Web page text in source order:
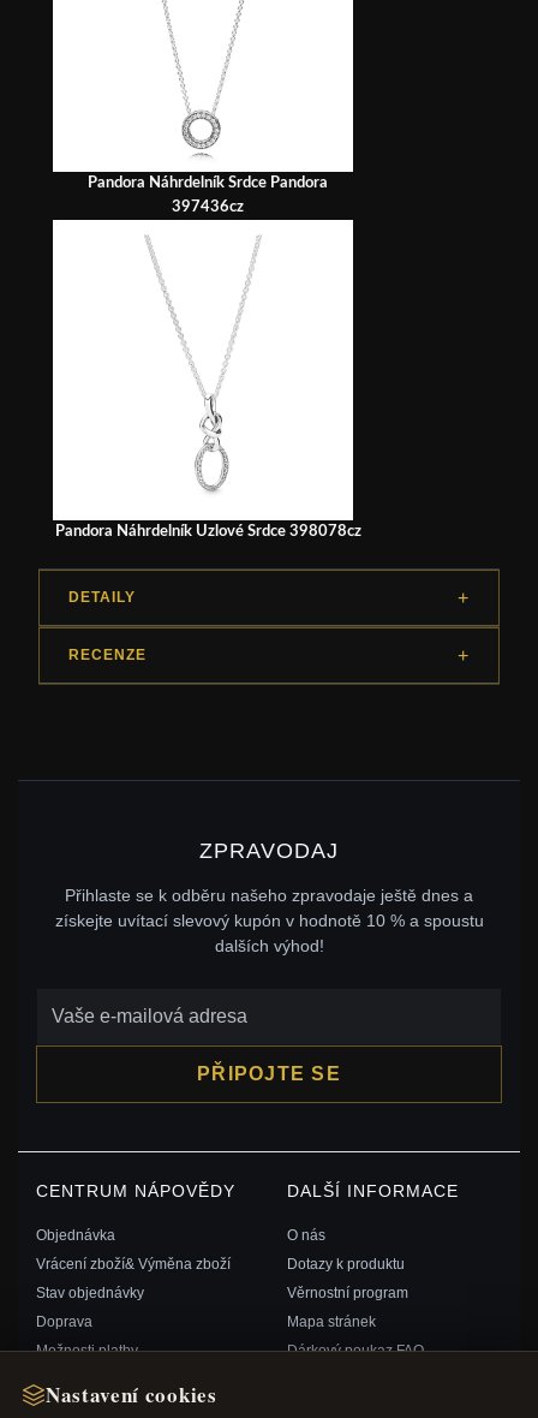
Nastavení cookies
Pandora Náhrdelník Srdce Pandora
397436cz
Pandora Náhrdelník Uzlové Srdce 398078cz
DETAILY
RECENZE
ZPRAVODAJ
Přihlaste se k odběru našeho zpravodaje ještě dnes a
získejte uvítací slevový kupón v hodnotě 10 % a spoustu
dalších výhod!
PŘIPOJTE SE
CENTRUM NÁPOVĚDY
Objednávka
Vrácení zboží& Výměna zboží
Stav objednávky
Doprava
Možnosti platby
Kontaktujte nás
DALŠÍ INFORMACE
O nás
Dotazy k produktu
Věrnostní program
Mapa stránek
Dárkový poukaz FAQ